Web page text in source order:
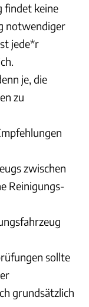
findet keine
notwendiger
jede*r
je, die
zu
zwischen
Reinigungs-
sollte
grundsätzlich